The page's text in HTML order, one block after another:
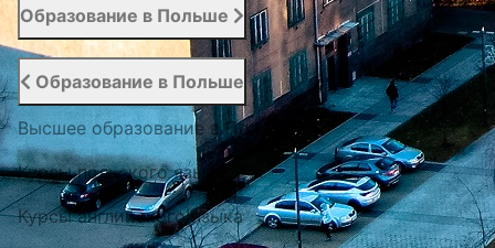
Образование в Польше
Образование в Польше
Высшее образование в Польше
Курсы польского языка
Курсы английского языка